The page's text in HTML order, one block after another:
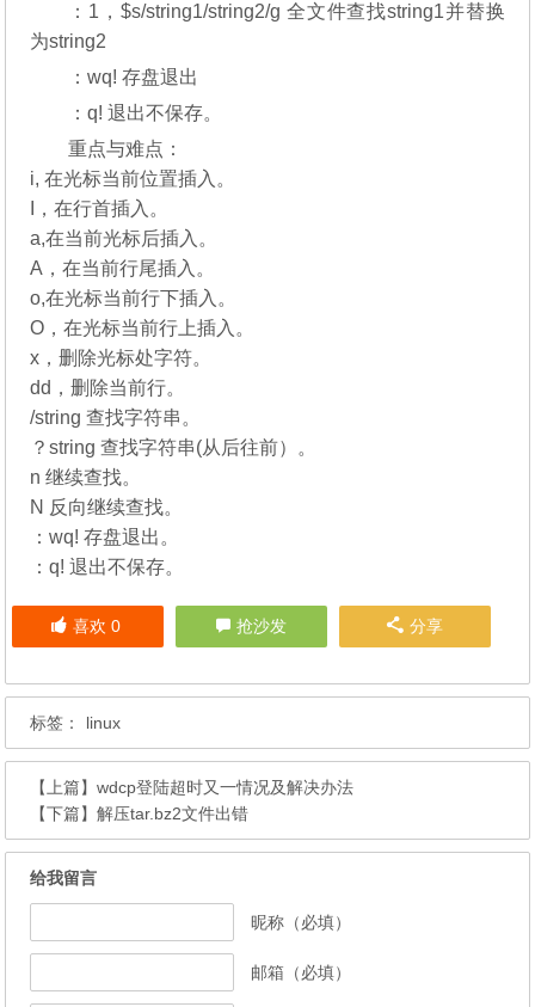
：1，$s/string1/string2/g 全文件查找string1并替换
为string2
：wq! 存盘退出
：q! 退出不保存。
重点与难点：
i, 在光标当前位置插入。
I，在行首插入。
a,在当前光标后插入。
A，在当前行尾插入。
o,在光标当前行下插入。
O，在光标当前行上插入。
x，删除光标处字符。
dd，删除当前行。
/string 查找字符串。
？string 查找字符串(从后往前）。
n 继续查找。
N 反向继续查找。
：wq! 存盘退出。
：q! 退出不保存。
喜欢 0 抢沙发 分享
标签： linux
【上篇】wdcp登陆超时又一情况及解决办法
【下篇】解压tar.bz2文件出错
给我留言
昵称（必填）
邮箱（必填）